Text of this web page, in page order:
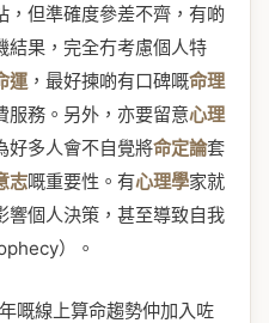
，但準確度參差不齊，有啲
結果，完全冇考慮個人特
運 ，最好揀啲有口碑嘅命理
服務。另外，亦要留意心理
好多人會不自覺將命定論套
志嘅重要性。有心理學家就
響個人決策，甚至導致自我
）。
嘅線上算命趨勢仲加入咗